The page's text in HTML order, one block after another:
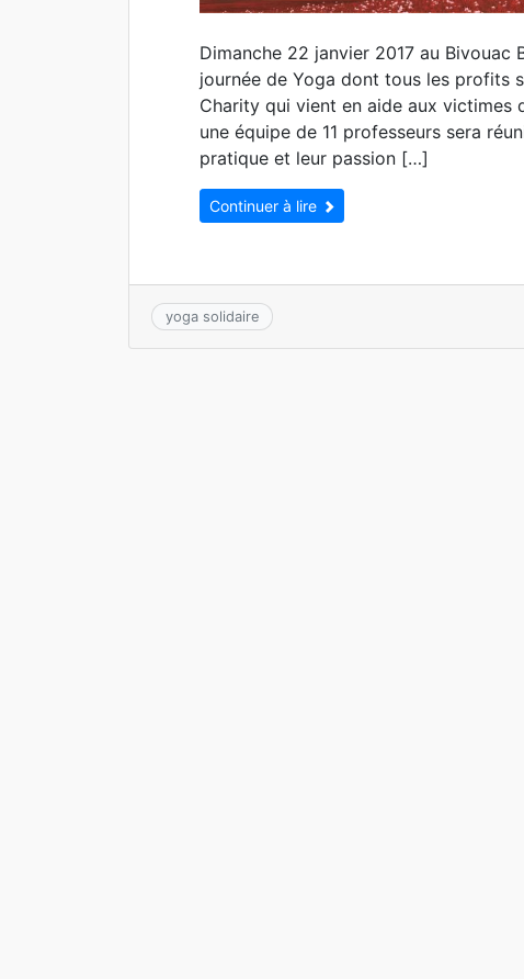
Dimanche 22 janvier 2017 au Bivouac
journée de Yoga dont tous les profits
Charity qui vient en aide aux victimes
une équipe de 11 professeurs sera
pratique et leur passion […]
Continuer à lire
yoga solidaire